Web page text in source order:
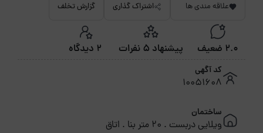
علاقه مندی ها اشتراک گذاری گزارش تخلف
2.0 ضعیف پیشنهاد 5 نفرات 2 دیدگاه
کد آگهی
10051608
ساختمان
ویلایی دربست . 20 متر بنا . اتاق